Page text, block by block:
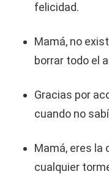
felicidad.
Mamá, no
borrar todo el
Gracias por
cuando no
Mamá, eres la
cualquier